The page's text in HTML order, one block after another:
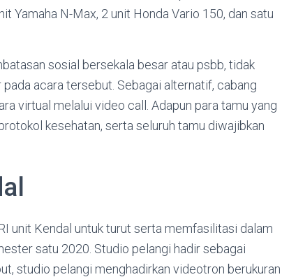
Yamaha N-Max, 2 unit Honda Vario 150, dan satu
sosial bersekala besar atau psbb, tidak
acara tersebut. Sebagai alternatif, cabang
virtual melalui video call. Adapun para tamu yang
kesehatan, serta seluruh tamu diwajibkan
unit Kendal untuk turut serta memfasilitasi dalam
satu 2020. Studio pelangi hadir sebagai
studio pelangi menghadirkan videotron berukuran